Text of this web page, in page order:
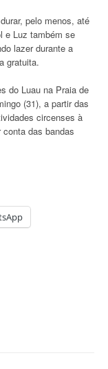
pelo menos, até
e Luz também se
lazer durante a
gratuita.
do Luau na Praia de
(31), a partir das
circenses à
das bandas